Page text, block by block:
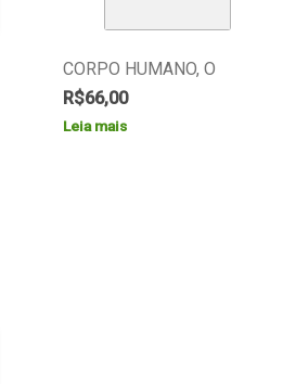
CORPO HUMANO, O
R$66,00
Leia mais